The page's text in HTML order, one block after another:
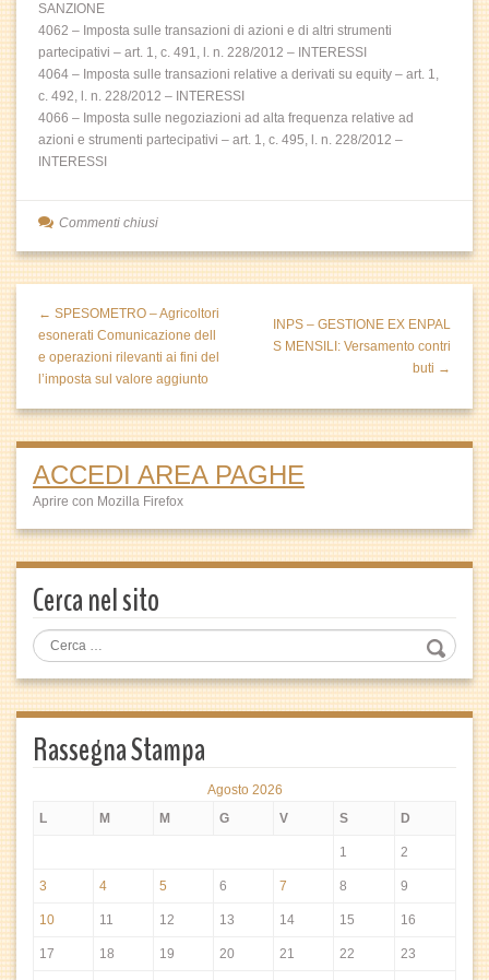
SANZIONE
4062 – Imposta sulle transazioni di azioni e di altri strumenti
partecipativi – art. 1, c. 491, l. n. 228/2012 – INTERESSI
4064 – Imposta sulle transazioni relative a derivati su equity – art. 1,
c. 492, l. n. 228/2012 – INTERESSI
4066 – Imposta sulle negoziazioni ad alta frequenza relative ad
azioni e strumenti partecipativi – art. 1, c. 495, l. n. 228/2012 –
INTERESSI
Commenti chiusi
← SPESOMETRO – Agricoltori
esonerati Comunicazione dell
e operazioni rilevanti ai fini del
l’imposta sul valore aggiunto
INPS – GESTIONE EX ENPAL
S MENSILI: Versamento contri
buti →
ACCEDI AREA PAGHE
Aprire con Mozilla Firefox
Cerca nel sito
Rassegna Stampa
Agosto 2026
L
M M G V S D
1 2
3 4 5 6 7 8 9
10 11 12 13 14 15 16
17 18 19 20 21 22 23